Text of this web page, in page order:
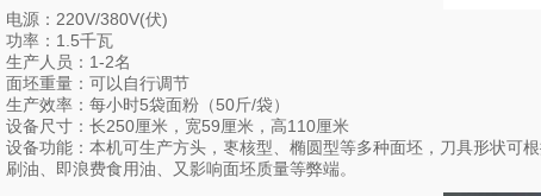
电源：220V/380V(伏)
功率：1.5千瓦
生产人员：1-2名
面坯重量：可以自行调节
生产效率：每小时5袋面粉（50斤/袋）
设备尺寸：长250厘米，宽59厘米，高110厘米
设备功能：本机可生产方头，栆核型、椭圆型等多种面坯，刀具形状可
刷油、即浪费食用油、又影响面坯质量等弊端。